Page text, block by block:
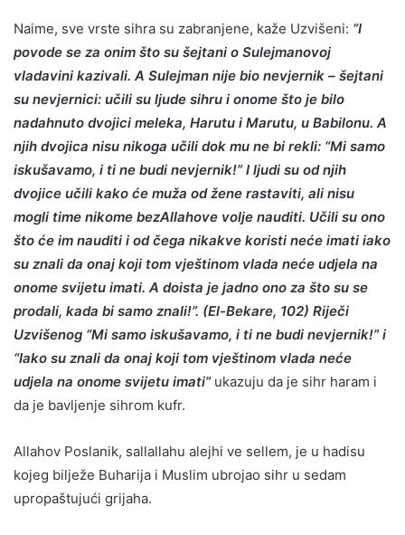
Naime, sve vrste sihra su zabranjene, kaže Uzvišeni: “I
povode se za onim što su šejtani o Sulejmanovoj
vladavini kazivali. A Sulejman nije bio nevjernik – šejtani
su nevjernici: učili su ljude sihru i onome što je bilo
nadahnuto dvojici meleka, Harutu i Marutu, u Babilonu. A
njih dvojica nisu nikoga učili dok mu ne bi rekli: “Mi samo
iskušavamo, i ti ne budi nevjernik!” I ljudi su od njih
dvojice učili kako će muža od žene rastaviti, ali nisu
mogli time nikome bezAllahove volje nauditi. Učili su ono
što će im nauditi i od čega nikakve koristi neće imati iako
su znali da onaj koji tom vještinom vlada neće udjela na
onome svijetu imati. A doista je jadno ono za što su se
prodali, kada bi samo znali!”. (El-Bekare, 102) Riječi
Uzvišenog “Mi samo iskušavamo, i ti ne budi nevjernik!” i
“Iako su znali da onaj koji tom vještinom vlada neće
udjela na onome svijetu imati”ukazuju da je sihr haram i
da je bavljenje sihrom kufr.
Allahov Poslanik, sallallahu alejhi ve sellem, je u hadisu
kojeg bilježe Buharija i Muslim ubrojao sihr u sedam
upropaštujući grijaha.